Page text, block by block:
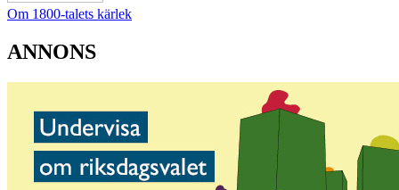
Om 1800-talets kärlek
ANNONS